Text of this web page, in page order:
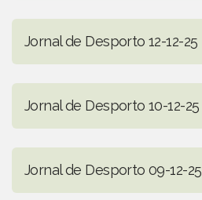
Jornal de Desporto 12-12-25
Jornal de Desporto 10-12-25
Jornal de Desporto 09-12-25